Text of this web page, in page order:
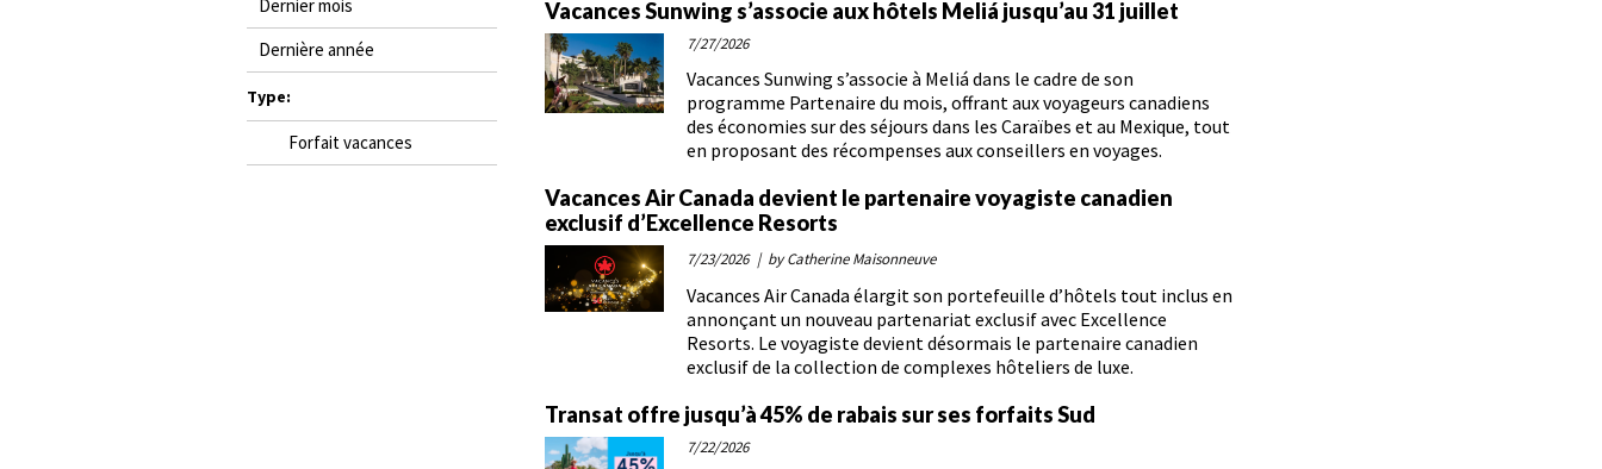
Dernier mois
Dernière année
Type:
Forfait vacances
Vacances Sunwing s’associe aux hôtels Meliá jusqu’au 31 juillet
7/27/2026
Vacances Sunwing s’associe à Meliá dans le cadre de son
programme Partenaire du mois, offrant aux voyageurs canadiens
des économies sur des séjours dans les Caraïbes et au Mexique, tout
en proposant des récompenses aux conseillers en voyages.
Vacances Air Canada devient le partenaire voyagiste canadien
exclusif d’Excellence Resorts
7/23/2026 | by Catherine Maisonneuve
Vacances Air Canada élargit son portefeuille d’hôtels tout inclus en
annonçant un nouveau partenariat exclusif avec Excellence
Resorts. Le voyagiste devient désormais le partenaire canadien
exclusif de la collection de complexes hôteliers de luxe.
Transat offre jusqu’à 45% de rabais sur ses forfaits Sud
7/22/2026